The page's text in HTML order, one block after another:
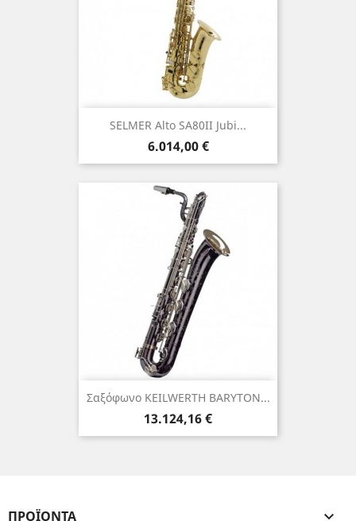
SELMER Alto SA80II Jubi...
Τιμή
6.014,00 €
Σαξόφωνο KEILWERTH BARYTON...
Τιμή
13.124,16 €
ΠΡΟΪΌΝΤΑ 